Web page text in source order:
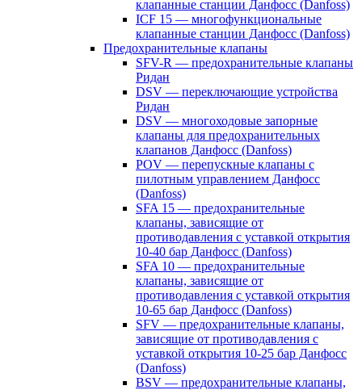
клапанные станции Данфосс (Danfoss)
ICF 15 — многофункциональные
клапанные станции Данфосс (Danfoss)
Предохранительные клапаны
SFV-R — предохранительные клапаны
Ридан
DSV — переключающие устройства
Ридан
DSV — многоходовые запорные
клапаны для предохранительных
клапанов Данфосс (Danfoss)
POV — перепускные клапаны с
пилотным управлением Данфосс
(Danfoss)
SFA 15 — предохранительные
клапаны, зависящие от
противодавления с уставкой открытия
10-40 бар Данфосс (Danfoss)
SFA 10 — предохранительные
клапаны, зависящие от
противодавления с уставкой открытия
10-65 бар Данфосс (Danfoss)
SFV — предохранительные клапаны,
зависящие от противодавления с
уставкой открытия 10-25 бар Данфосс
(Danfoss)
BSV — предохранительные клапаны,